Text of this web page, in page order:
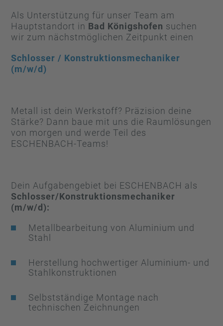
Als Unterstützung für unser Team am
Hauptstandort in Bad Königshofen suchen
wir zum nächstmöglichen Zeitpunkt einen
Schlosser / Konstruktionsmechaniker
(m/w/d)
Metall ist dein Werkstoff? Präzision deine
Stärke? Dann baue mit uns die Raumlösungen
von morgen und werde Teil des
ESCHENBACH-Teams!
Dein Aufgabengebiet bei ESCHENBACH als
Schlosser/Konstruktionsmechaniker
(m/w/d):
Metallbearbeitung von Aluminium und
Stahl
Herstellung hochwertiger Aluminium- und
Stahlkonstruktionen
Selbstständige Montage nach
technischen Zeichnungen